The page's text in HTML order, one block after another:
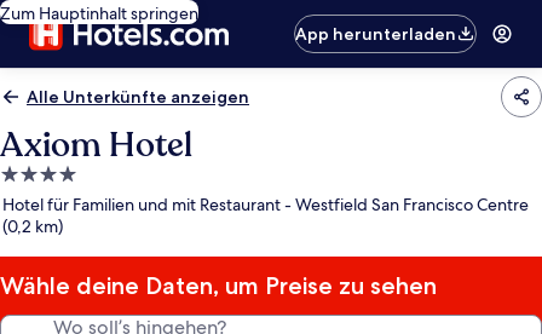
Zum Hauptinhalt springen
App herunterladen
Alle Unterkünfte anzeigen
Axiom Hotel
4.0-
Sterne-
Unterkunft
Hotel für Familien und mit Restaurant - Westfield San Francisco Centre
(0,2 km)
Wähle deine Daten, um Preise zu sehen
Wo soll’s hingehen?